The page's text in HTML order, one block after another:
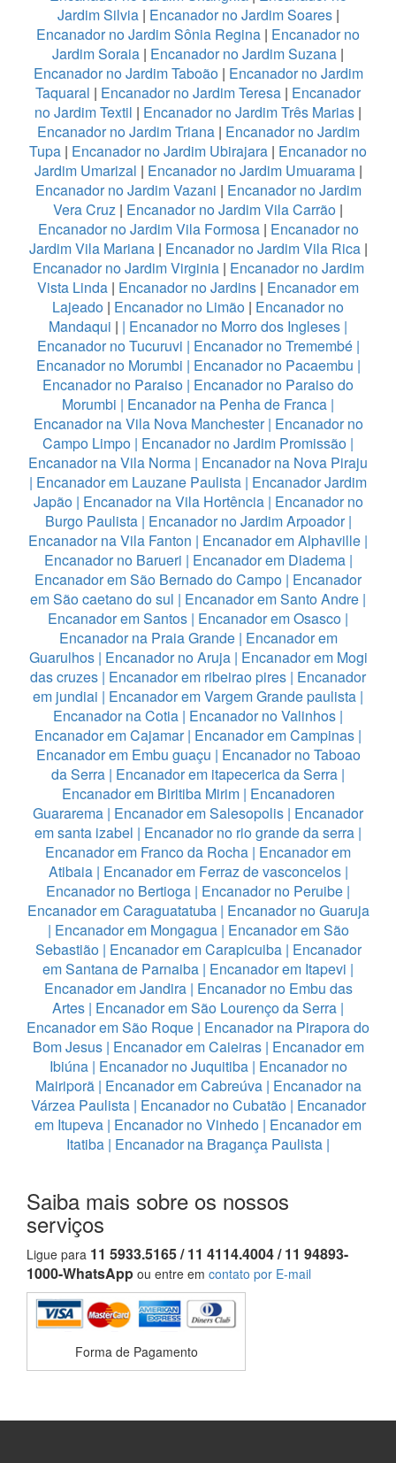
Jardim Silvia| Encanador no Jardim Soares|
Encanador no Jardim Sônia Regina | Encanador no
Jardim Soraia | Encanador no Jardim Suzana |
Encanador no Jardim Taboão| Encanador no Jardim
Taquaral | Encanador no Jardim Teresa | Encanador
no Jardim Textil | Encanador no Jardim Três Marias |
Encanador no Jardim Triana| Encanador no Jardim
Tupa | Encanador no Jardim Ubirajara | Encanador no
Jardim Umarizal | Encanador no Jardim Umuarama|
Encanador no Jardim Vazani | Encanador no Jardim
Vera Cruz | Encanador no Jardim Vila Carrão |
Encanador no Jardim Vila Formosa| Encanador no
Jardim Vila Mariana| Encanador no Jardim Vila Rica|
Encanador no Jardim Virginia| Encanador no Jardim
Vista Linda | Encanador no Jardins | Encanador em
Lajeado | Encanador no Limão | Encanador no
Mandaqui | | Encanador no Morro dos Ingleses |
Encanador no Tucuruvi | Encanador no Tremembé|
Encanador no Morumbi | Encanador no Pacaembu |
Encanador no Paraiso | Encanador no Paraiso do
Morumbi | Encanador na Penha de Franca |
Encanador na Vila Nova Manchester| Encanador no
Campo Limpo | Encanador no Jardim Promissão |
Encanador na Vila Norma | Encanador na Nova Piraju
| Encanador em Lauzane Paulista | Encanador Jardim
Japão| Encanador na Vila Hortência| Encanador no
Burgo Paulista| Encanador no Jardim Arpoador|
Encanador na Vila Fanton | Encanador em Alphaville |
Encanador no Barueri | Encanador em Diadema|
Encanador em São Bernado do Campo | Encanador
em São caetano do sul | Encanador em Santo Andre |
Encanador em Santos | Encanador em Osasco |
Encanador na Praia Grande| Encanador em
Guarulhos| Encanador no Aruja| Encanador em Mogi
das cruzes | Encanador em ribeirao pires | Encanador
em jundiai | Encanador em Vargem Grande paulista |
Encanador na Cotia | Encanador no Valinhos |
Encanador em Cajamar| Encanador em Campinas |
Encanador em Embu guaçu | Encanador no Taboao
da Serra | Encanador em itapecerica da Serra |
Encanador em Biritiba Mirim| Encanadoren
Guararema | Encanador em Salesopolis | Encanador
em santa izabel | Encanador no rio grande da serra |
Encanador em Franco da Rocha | Encanador em
Atibaia| Encanador em Ferraz de vasconcelos|
Encanador no Bertioga | Encanador no Peruibe |
Encanador em Caraguatatuba| Encanador no Guaruja
| Encanador em Mongagua| Encanador em São
Sebastião| Encanador em Carapicuiba| Encanador
em Santana de Parnaiba | Encanador em Itapevi |
Encanador em Jandira| Encanador no Embu das
Artes | Encanador em São Lourenço da Serra |
Encanador em São Roque | Encanador na Pirapora do
Bom Jesus| Encanador em Caieiras| Encanador em
Ibiúna| Encanador no Juquitiba| Encanador no
Mairiporã| Encanador em Cabreúva| Encanador na
Várzea Paulista| Encanador no Cubatão| Encanador
em Itupeva | Encanador no Vinhedo | Encanador em
Itatiba | Encanador na Bragança Paulista |
Saiba mais sobre os nossos
serviços
Ligue para 11 5933.5165 / 11 4114.4004 / 11 94893-
1000-WhatsApp ou entre em contato por E-mail
Forma de Pagamento